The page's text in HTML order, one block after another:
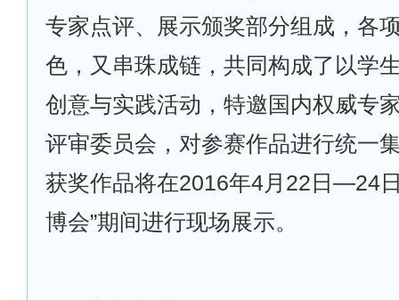
专家点评、展示颁奖部分组成，各
色，又串珠成链，共同构成了以学
创意与实践活动，特邀国内权威专
评审委员会，对参赛作品进行统一
获奖作品将在2016年4月22日—24
博会”期间进行现场展示。